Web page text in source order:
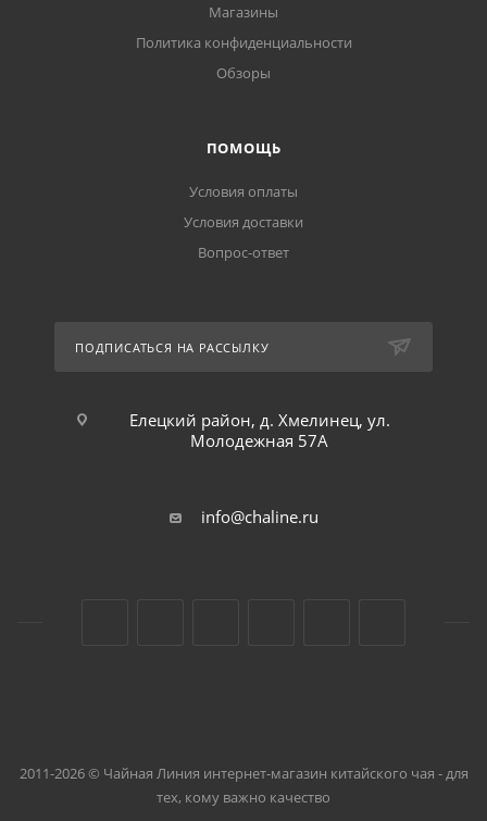
Магазины
Политика конфиденциальности
Обзоры
ПОМОЩЬ
Условия оплаты
Условия доставки
Вопрос-ответ
ПОДПИСАТЬСЯ НА РАССЫЛКУ
Елецкий район, д. Хмелинец, ул.
Молодежная 57А
info@chaline.ru
2011-2026 © Чайная Линия интернет-магазин китайского чая - для
тех, кому важно качество